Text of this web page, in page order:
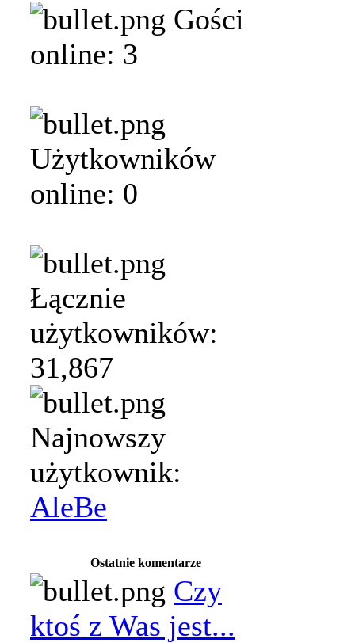
Gości
online: 3
Użytkowników
online: 0
Łącznie
użytkowników:
31,867
Najnowszy
użytkownik:
AleBe
Ostatnie komentarze
Czy
ktoś z Was jest...